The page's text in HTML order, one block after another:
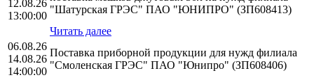
12.08.26
13:00:00
"Шатурская ГРЭС" ПАО "ЮНИПРО" (ЗП608413)
Читать далее
06.08.26
14.08.26
14:00:00
Поставка приборной продукции для нужд филиала
"Смоленская ГРЭС" ПАО "Юнипро" (ЗП608406)